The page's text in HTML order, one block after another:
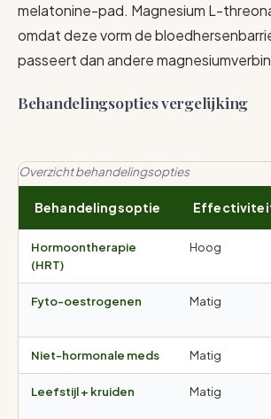
melatonine-pad. Magnesium L-
omdat deze vorm de
passeert dan andere
Behandelingsopties vergelijking
Overzicht behandelingsopties
Behandelingsoptie
Hormoontherapie
(HRT)
Hoog
Fyto-oestrogenen Matig
Niet-hormonale meds Matig
Leefstijl + kruiden Matig